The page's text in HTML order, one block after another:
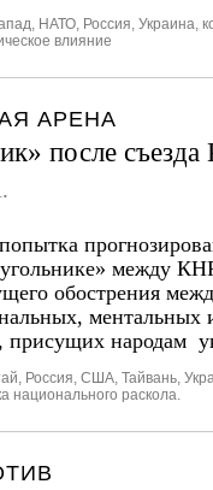
НАТО Россия Украина
влияние
АРЕНА
после
между
обострения
ментальных
присущих народам
Россия США Тайвань
национального раскола.